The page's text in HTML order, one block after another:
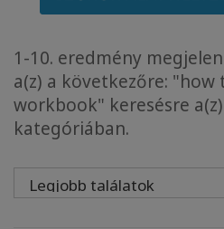
SEARCH
Témák
megtekintése
Szerzők
megtekintése
Termékek
1-10. eredmény
a(z) a következőre:
workbook" keresésre
kategóriában.